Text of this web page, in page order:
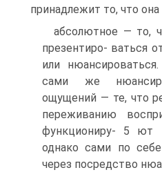
принадлежит то, что она
абсолютное — то,
презентиро- ваться
или
сами же
ощущений — те, что
переживанию
функциониру- 5 ют
однако сами по
через посредство